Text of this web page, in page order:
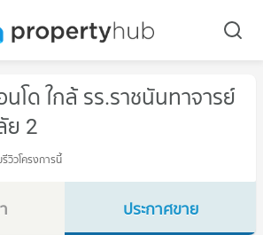
โด ใกล้ รร.ราชนันทาจารย์
ย 2
รีวิวโครงการนี้
ประกาศขาย